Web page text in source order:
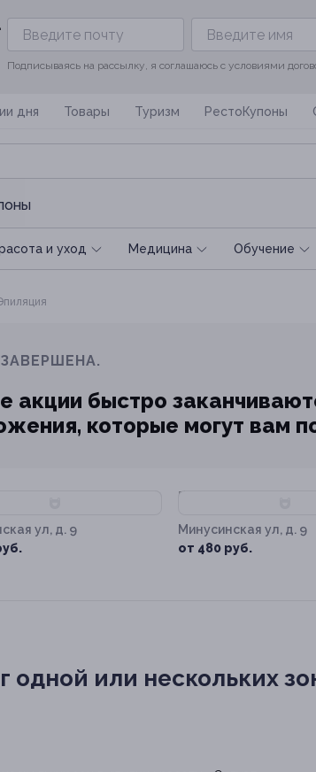
Подписываясь на рассылку, я соглашаюсь с условиями
дня Товары Туризм РестоКупоны
и уход Медицина Обучение
акции быстро
которые могут вам
ул, д. 9
Минусинская ул, д. 9
от 480 руб.
одной или нескольких